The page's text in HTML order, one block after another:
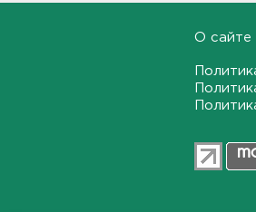
В магазин — с
Шушарах дама
О сайте